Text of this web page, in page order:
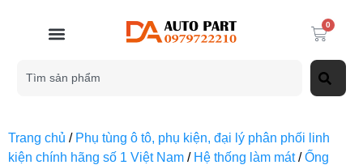
0
Trang chủ / Phụ tùng ô tô, phụ kiện, đại lý phân phối linh
kiện chính hãng số 1 Việt Nam / Hệ thống làm mát/Ống